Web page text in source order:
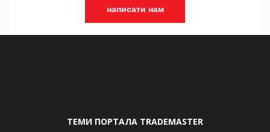
написати нам
ТЕМИ ПОРТАЛА TRADEMASTER